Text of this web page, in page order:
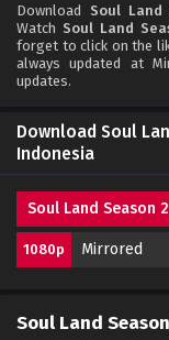
Download Soul
Watch Soul Land
forget to click on the
always updated at
updates.
Download Soul
Indonesia
Soul Land Season
1080p Mirrored
Soul Land